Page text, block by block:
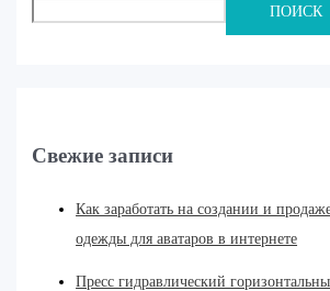
ПОИСК
Свежие записи
Как заработать на создании и
одежды для аватаров в интернете
Пресс гидравлический